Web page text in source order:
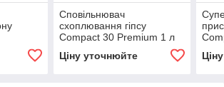
Сповільнювач
схоплювання гіпсу
Compact 30 Premium 1 л
Ціну уточнюйте